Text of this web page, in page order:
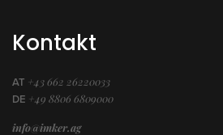
Kontakt
AT +43 662 26220033
DE +49 8806 6809000
info@imker.ag